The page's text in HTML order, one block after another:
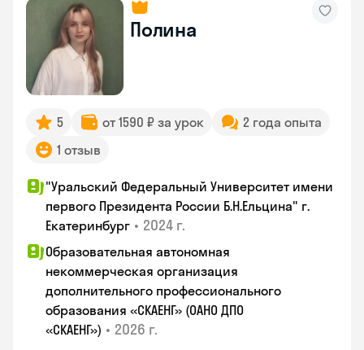
Полина
5 от 1590 ₽ за урок
2 года опыта
1 отзыв
"Уральский Федеральный Университет имени
первого Президента России Б.Н.Ельцина" г.
Екатеринбург • 2024 г.
Образовательная автономная
некоммерческая организация
дополнительного профессионального
образования «СКАЕНГ» (ОАНО ДПО
«СКАЕНГ») • 2026 г.